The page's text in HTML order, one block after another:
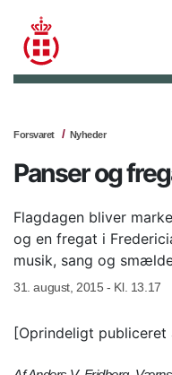
Forsvaret Nyheder
Panser og
Flagdagen bliver
og en fregat i
musik, sang og
31. august, 2015 - Kl. 13.17
[Oprindeligt publiceret